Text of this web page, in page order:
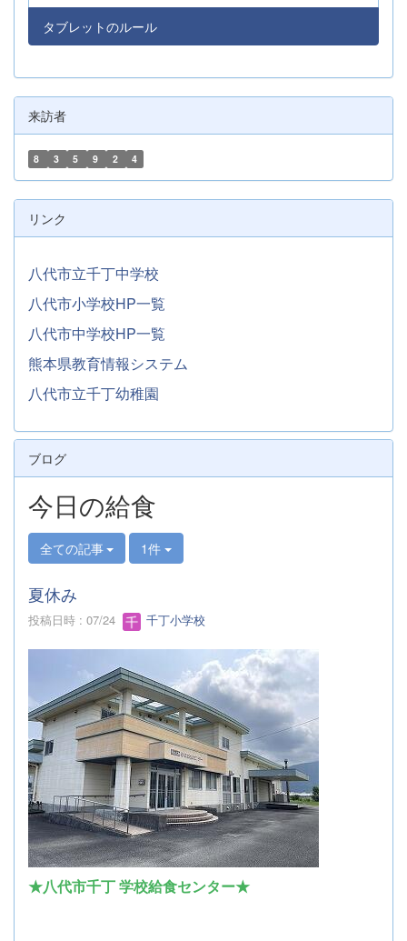
タブレットのルール
来訪者
8 3 5 9 2 4
リンク
八代市立千丁中学校
八代市小学校HP一覧
八代市中学校HP一覧
熊本県教育情報システム
八代市立千丁幼稚園
ブログ
今日の給食
全ての記事 1件
夏休み
投稿日時 : 07/24 千丁小学校
★八代市千丁 学校給食センター★